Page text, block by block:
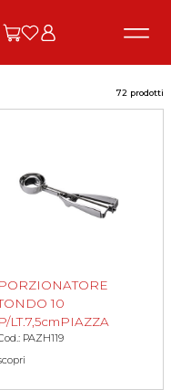
72 prodotti
PORZIONATORE
10
P/LT.7,5cmPIAZZA
PAZH119